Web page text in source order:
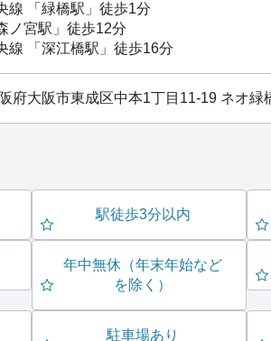
線 「 緑橋駅 」徒歩1分
ノ宮駅 」徒歩12分
線
「 深江橋駅 」徒歩16分
府大阪市東成区中本1丁目11-19 ネオ緑
駅徒歩3分以内
年中無休（年末年始など
を除く）
駐車場あり